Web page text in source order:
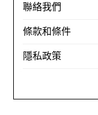
聯絡我們
條款和條件
隱私政策